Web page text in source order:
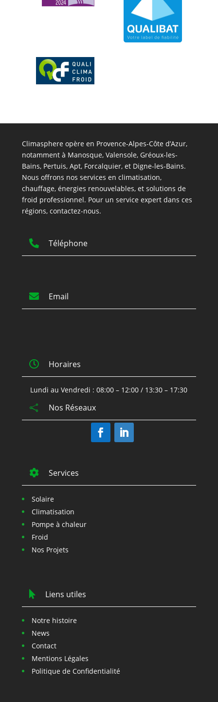
Climasphere opère en Provence-Alpes-Côte d’Azur,
notamment à Manosque, Valensole, Gréoux-les-
Bains, Pertuis, Apt, Forcalquier, et Digne-les-Bains.
Nous offrons nos services en climatisation,
chauffage, énergies renouvelables, et solutions de
froid professionnel. Pour un service expert dans ces
régions, contactez-nous.
 Téléphone
 Email
 Horaires
Lundi au Vendredi : 08:00 – 12:00 / 13:30 – 17:30
 Nos Réseaux
 Services
Solaire
Climatisation
Pompe à chaleur
Froid
Nos Projets
 Liens utiles
Notre histoire
News
Contact
Mentions Légales
Politique de Confidentialité